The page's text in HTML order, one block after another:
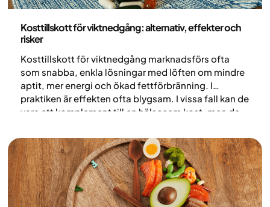
Kosttillskott för viktnedgång: alternativ, effekter och
risker
Kosttillskott för viktnedgång marknadsförs ofta
som snabba, enkla lösningar med löften om mindre
aptit, mer energi och ökad fettförbränning. I
praktiken är effekten ofta blygsam. I vissa fall kan de
vara ett komplement till en hälsosam kost, men de
långsiktigt: levnadsvanor, energibalans och
beteende.